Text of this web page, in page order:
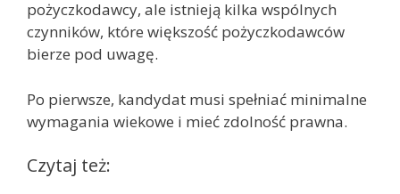
pożyczkodawcy, ale istnieją kilka wspólnych
czynników, które większość pożyczkodawców
bierze pod uwagę.
Po pierwsze, kandydat musi spełniać minimalne
wymagania wiekowe i mieć zdolność prawna.
Czytaj też: